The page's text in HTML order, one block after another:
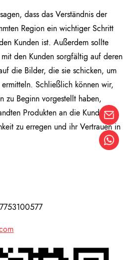
dass das Verständnis der
Region ein wichtiger Schritt
Kunden ist. Außerdem sollte
den Kunden sorgfältig auf deren
die Bilder, die sie schicken, um
Schließlich können wir,
zu Beginn vorgestellt haben,
Produkten an die Kunden
zu erregen und ihr Vertrauen in